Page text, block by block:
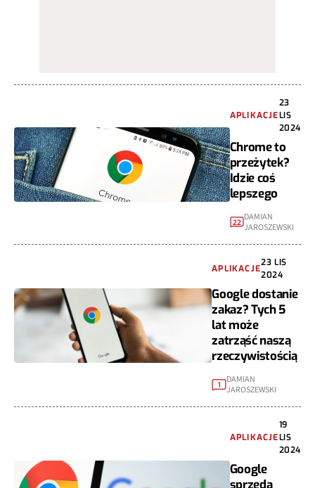
APLIKACJE
23
LIS
2024
Chrome to
przeżytek?
Idzie coś
lepszego
22 DAMIAN
JAROSZEWSKI
APLIKACJE
23 LIS
2024
Google dostanie
zakaz? Tych 5
lat może
zatrząść naszą
rzeczywistością
1
DAMIAN
JAROSZEWSKI
APLIKACJE
19
LIS
2024
Google